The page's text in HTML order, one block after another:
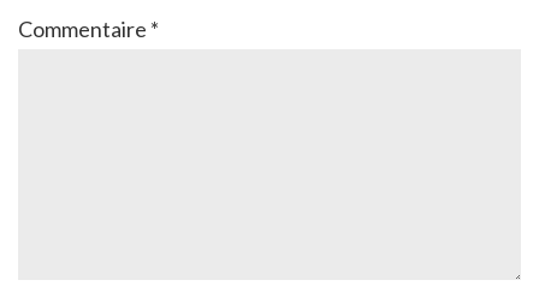
Commentaire *